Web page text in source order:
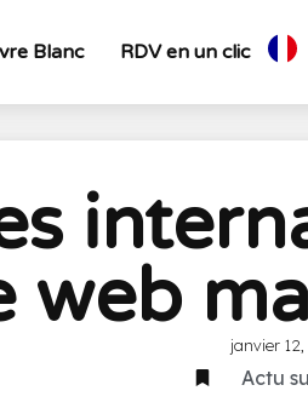
Blanc RDV en un clic
web
janvier
Actu